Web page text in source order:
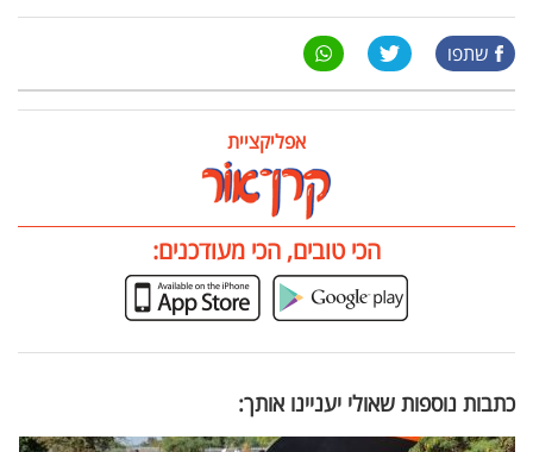
שתפו
אפליקציית
הכי טובים, הכי מעודכנים:
כתבות נוספות שאולי יעניינו אותך: